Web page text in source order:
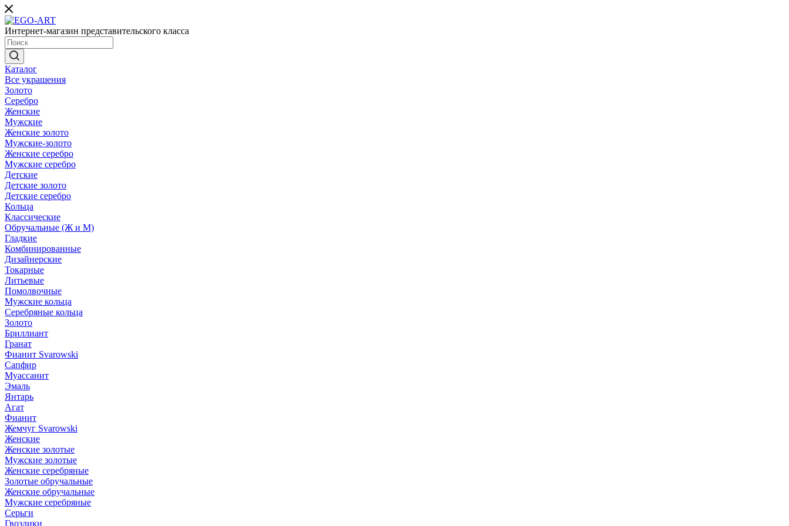
Интернет-магазин представительского класса
Каталог
Все украшения
Золото
Серебро
Женские
Мужские
Женские золото
Мужские-золото
Женские серебро
Мужские серебро
Детские
Детские золото
Детские серебро
Кольца
Классические
Обручальные (Ж и М)
Гладкие
Комбинированные
Дизайнерские
Токарные
Литьевые
Помолвочные
Мужские кольца
Серебряные кольца
Золото
Бриллиант
Гранат
Фианит Svarowski
Сапфир
Муассанит
Эмаль
Янтарь
Агат
Фианит
Жемчуг Svarowski
Женские
Женские золотые
Мужские золотые
Женские серебряные
Золотые обручальные
Женские обручальные
Мужские серебряные
Серьги
Гвоздики